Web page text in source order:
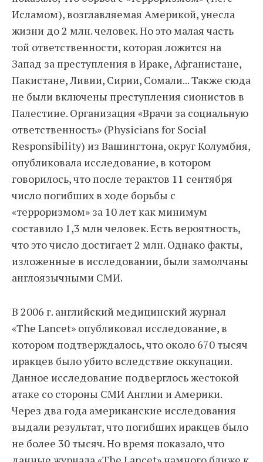
Исламом), возглавляемая Америкой, унесла
жизни до 2 млн. человек. Но это малая часть
той ответственности, которая ложится на
Запад за преступления в Ираке, Афганистане,
Пакистане, Ливии, Сирии, Сомали... Также сюда
не были включены преступления сионистов в
Палестине. Организация «Врачи за социальную
ответственность» (Physicians for Social
Responsibility) из Вашингтона, округ Колумбия,
опубликовала исследование, в котором
говорилось, что после терактов 11 сентября
число погибших в ходе борьбы с
«терроризмом» за 10 лет как минимум
составило 1,3 млн человек. Есть вероятность,
что это число достигает 2 млн. Однако факты,
изложенные в исследовании, были замолчаны
англоязычными СМИ.
В 2006 г. английский медицинский журнал
«The Lancet» опубликовал исследование, в
котором подтверждалось, что около 670 тысяч
иракцев было убито вследствие оккупации.
Данное исследование подверглось жестокой
атаке со стороны СМИ Англии и Америки.
Через два года американские исследования
выдали результат, что погибших иракцев было
не более 30 тысяч. Но время показало, что